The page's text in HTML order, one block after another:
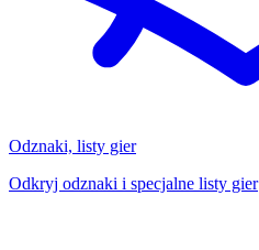
Odznaki, listy gier
Odkryj odznaki i specjalne listy gier